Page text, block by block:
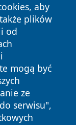
aby
plików
od
mogą być
ze
serwisu",
prawa
Polityka
Cookies